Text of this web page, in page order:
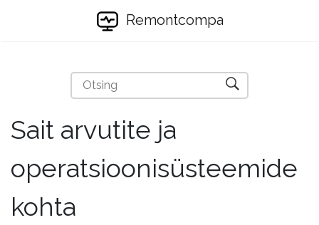
Remontcompa
Sait arvutite ja
operatsioonisüsteemide
kohta